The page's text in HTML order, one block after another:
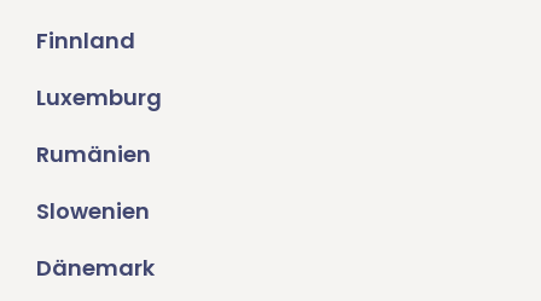
Finnland
Luxemburg
Rumänien
Slowenien
Dänemark